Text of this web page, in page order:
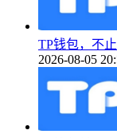
TP钱包，不
2026-08-05